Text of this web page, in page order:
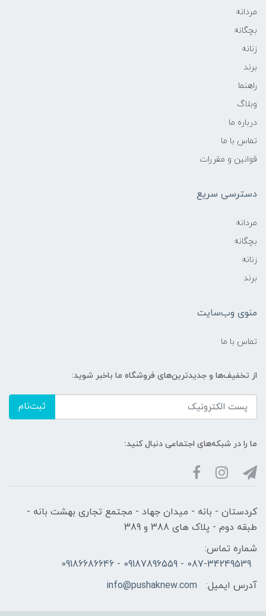
مردانه
بچگانه
زنانه
برند
راهنما
وبلاگ
درباره ما
تماس با ما
قوانین و مقررات
دسترسی سریع
مردانه
بچگانه
زنانه
برند
منوی وب‌سایت
تماس با ما
از تخفیف‌ها و جدیدترین‌های فروشگاه ما باخبر شوید:
ثبت‌نام
ما را در شبکه‌های اجتماعی دنبال کنید:
کردستان - بانه - میدان جهاد - مجتمع تجاری بهشت بانه -
طبقه دوم - پلاک های 388 و 389
شماره تماس:
087-34249539 - 09187896559 - 09186686646
آدرس ایمیل:
info@pushaknew.com